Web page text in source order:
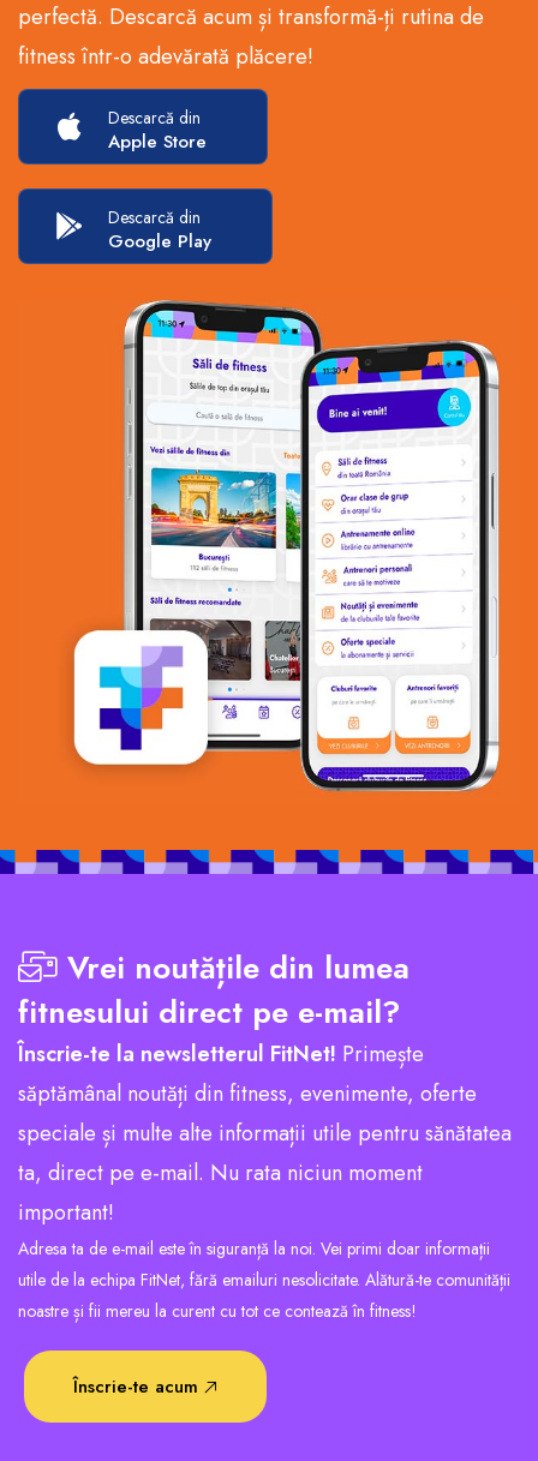
perfectă. Descarcă acum și transformă-ți rutina de
fitness într-o adevărată plăcere!
Descarcă din
Apple Store
Descarcă din
Google Play
Vrei noutățile din lumea
fitnesului direct pe e-mail?
Înscrie-te la newsletterul FitNet! Primește
săptămânal noutăți din fitness, evenimente, oferte
speciale și multe alte informații utile pentru sănătatea
ta, direct pe e-mail. Nu rata niciun moment
important!
Adresa ta de e-mail este în siguranță la noi. Vei primi doar informații
utile de la echipa FitNet, fără emailuri nesolicitate. Alătură-te comunității
noastre și fii mereu la curent cu tot ce contează în fitness!
Înscrie-te acum